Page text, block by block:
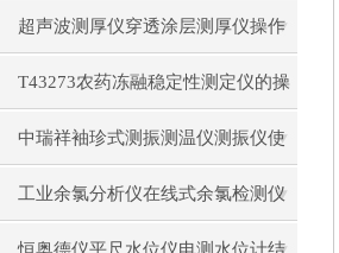
超声波测厚仪穿透涂层测厚仪操作
前准备操作步骤
T43273农药冻融稳定性测定仪的操
作使用
中瑞祥袖珍式测振测温仪测振仪使
用注意事项工作原理
工业余氯分析仪在线式余氯检测仪
日常维护注意事项安装与接线步骤